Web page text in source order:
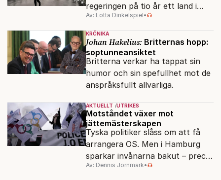
regeringen på tio år ett land i
politiskt och ekonomiskt kaos.
Av: Lotta Dinkelspiel•
KRÖNIKA
Johan Hakelius: Britternas hopp:
soptunneansiktet
Britterna verkar ha tappat sin
humor och sin spefullhet mot de
anspråksfullt allvarliga.
AKTUELLT UTRIKES
Motståndet växer mot
jättemästerskapen
Tyska politiker slåss om att få
arrangera OS. Men i Hamburg
sparkar invånarna bakut – precis
som de gjort tidigare i Paris,
Av: Dennis Jörnmark•